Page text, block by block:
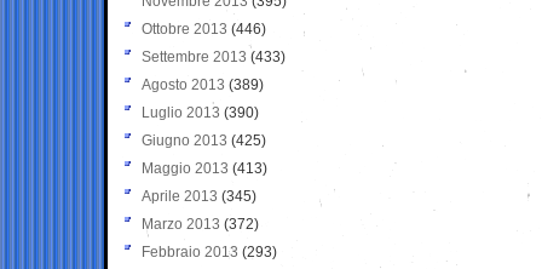
Ottobre 2013 (446)
Settembre 2013 (433)
Agosto 2013 (389)
Luglio 2013 (390)
Giugno 2013 (425)
Maggio 2013 (413)
Aprile 2013 (345)
Marzo 2013 (372)
Febbraio 2013 (293)